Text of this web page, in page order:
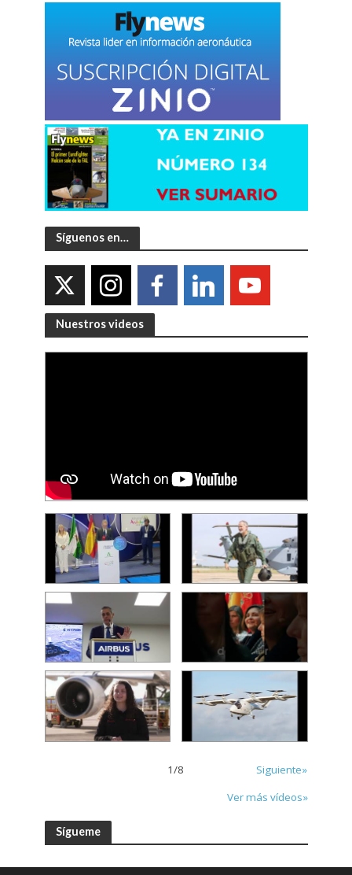
Síguenos en…
Nuestros videos
1/8
Siguiente»
Ver más vídeos»
Sígueme